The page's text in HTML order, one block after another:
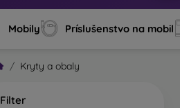
Mobily Príslušenstvo na mobil
Kryty a obaly
Filter